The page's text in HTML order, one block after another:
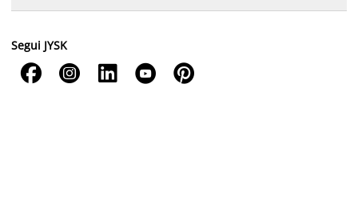
Segui JYSK
    